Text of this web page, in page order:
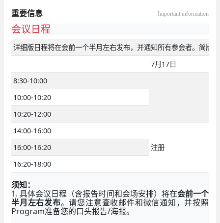
重要信息 Important information
会议日程
详细版日程将在会前一个半月左右发布，并通知所有参会者。简版
7月17日
8:30-10:00
10:00-10:20
10:20-12:00
14:00-16:00
注册
16:00-16:20
16:20-18:00
须知：
1. 具体会议日程（含报告时间和会场安排）将在会前一个
半月左右发布。请您注意查收邮件和微信通知，并按照
Program准备您的口头报告/海报。